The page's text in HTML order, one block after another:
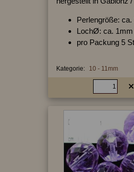
Perlengröße: ca.
LochØ: ca. 1mm
pro Packung 5
Kategorie: 10 - 11mm